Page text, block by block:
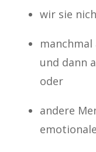
wir sie
manchmal
und dann
oder
andere